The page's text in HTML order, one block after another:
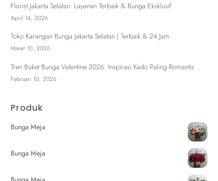
Florist Jakarta Selatan: Layanan Terbaik & Bunga Eksklusif
April 14, 2026
Toko Karangan Bunga Jakarta Selatan | Terbaik & 24 Jam
Maret 10, 2026
Tren Buket Bunga Valentine 2026: Inspirasi Kado Paling Romantis
Februari 10, 2026
Produk
Bunga Meja
Bunga Meja